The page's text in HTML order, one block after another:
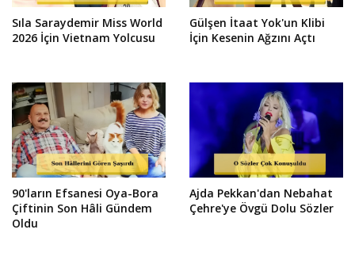
Sıla Saraydemir Miss World
2026 İçin Vietnam Yolcusu
Gülşen İtaat Yok'un Klibi
İçin Kesenin Ağzını Açtı
90'ların Efsanesi Oya-Bora
Çiftinin Son Hâli Gündem
Oldu
Ajda Pekkan'dan Nebahat
Çehre'ye Övgü Dolu Sözler